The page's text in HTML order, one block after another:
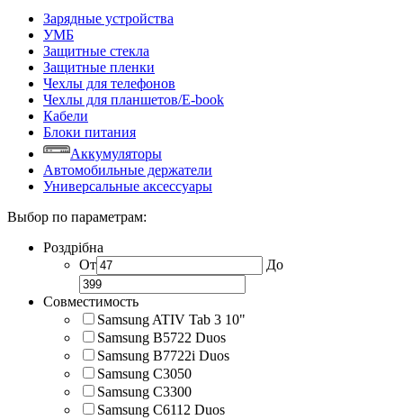
Зарядные устройства
УМБ
Защитные стекла
Защитные пленки
Чехлы для телефонов
Чехлы для планшетов/E-book
Кабели
Блоки питания
Аккумуляторы
Автомобильные держатели
Универсальные аксессуары
Выбор по параметрам:
Роздрібна
От
До
Совместимость
Samsung ATIV Tab 3 10"
Samsung B5722 Duos
Samsung B7722i Duos
Samsung C3050
Samsung C3300
Samsung C6112 Duos